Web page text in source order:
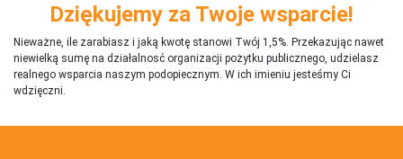
Dziękujemy za Twoje wsparcie!
Nieważne, ile zarabiasz i jaką kwotę stanowi Twój 1,5%. Przekazując nawet
niewielką sumę na działalnosć organizacji pożytku publicznego, udzielasz
realnego wsparcia naszym podopiecznym. W ich imieniu jesteśmy Ci
wdzięczni.